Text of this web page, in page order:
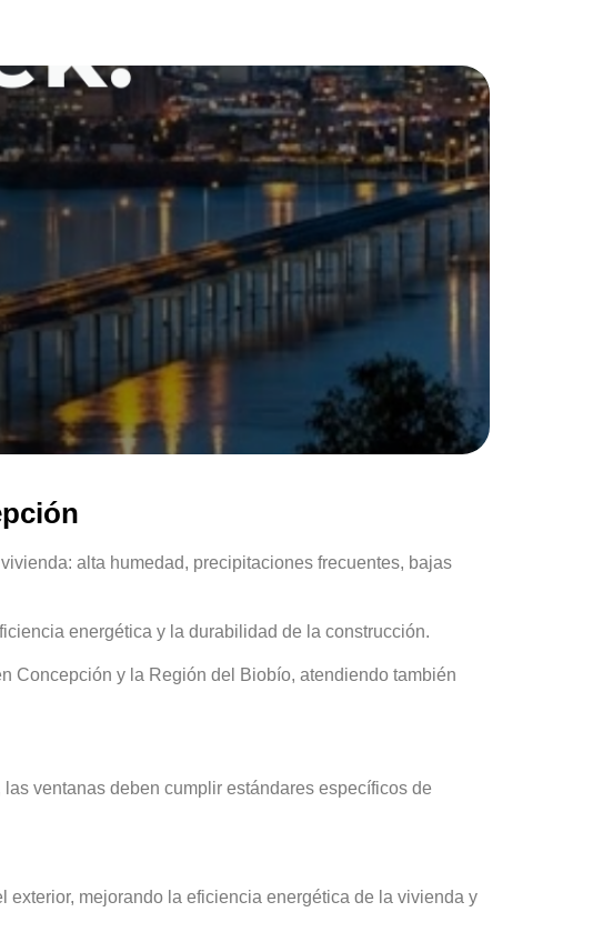
alta humedad, precipitaciones frecuentes, bajas
energética y la durabilidad de la construcción.
Concepción y la Región del Biobío, atendiendo también
ventanas deben cumplir estándares específicos de
mejorando la eficiencia energética de la vivienda y